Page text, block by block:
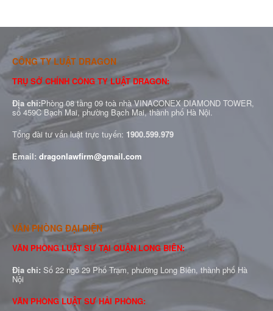
CÔNG TY LUẬT DRAGON
TRỤ SỞ CHÍNH CÔNG TY LUẬT DRAGON:
Địa chỉ:Phòng 08 tầng 09 toà nhà VINACONEX DIAMOND TOWER,
số 459C Bạch Mai, phường Bạch Mai, thành phố Hà Nội.
Tổng đài tư vấn luật trực tuyến: 1900.599.979
Email: dragonlawfirm@gmail.com
VĂN PHÒNG ĐẠI DIỆN
VĂN PHÒNG LUẬT SƯ TẠI QUẬN LONG BIÊN:
Địa chỉ: Số 22 ngõ 29 Phố Trạm, phường Long Biên, thành phố Hà
Nội
VĂN PHÒNG LUẬT SƯ HẢI PHÒNG: